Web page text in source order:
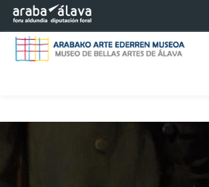
Saltar al contenido principal